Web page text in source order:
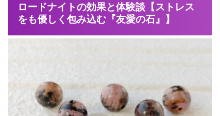
ロードナイトの効果と体験談【ストレス
をも優しく包み込む『友愛の石』】